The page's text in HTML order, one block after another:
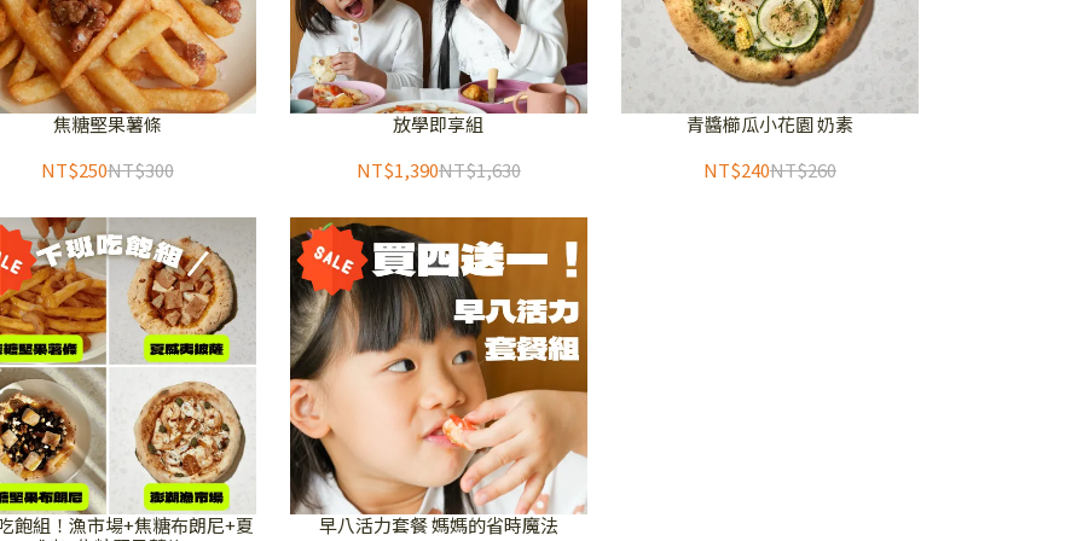
焦糖堅果薯條
NT$250NT$300
放學即享組
NT$1,390NT$1,630
青醬櫛瓜小花園 奶素
NT$240NT$260
飽組！漁市場+焦糖布朗尼+夏
早八活力套餐 媽媽的省時魔法